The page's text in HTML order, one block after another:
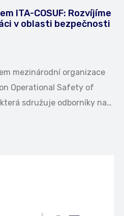
ITA-COSUF: Rozvíjíme
v oblasti bezpečnosti
mezinárodní organizace
Operational Safety of
sdružuje odborníky na…